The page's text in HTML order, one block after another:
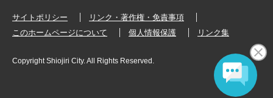
サイトポリシー
リンク・著作権・免責事項
このホームページについて
個人情報保護 リンク集
Copyright Shiojiri City. All Rights Reserved.